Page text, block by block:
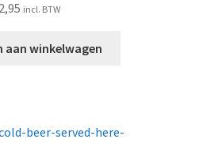
incl. BTW
aan winkelwagen